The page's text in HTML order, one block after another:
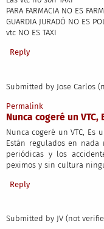
PARA FARMACIA NO ES
GUARDIA JURADÓ NO ES
vtc NO ES TAXI
Reply
Submitted by Jose Carlos
Permalink
Nunca cogeré un VTC,
Nunca cogeré un VTC, Es
Están regulados en
periódicas y los
peximos y sin cultura
Reply
Submitted by JV (not